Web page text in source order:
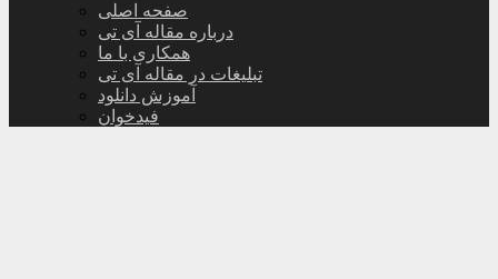
صفحه اصلی
درباره مقاله آی تی
همکاری با ما
تبلیغات در مقاله آی تی
آموزش دانلود
فیدخوان